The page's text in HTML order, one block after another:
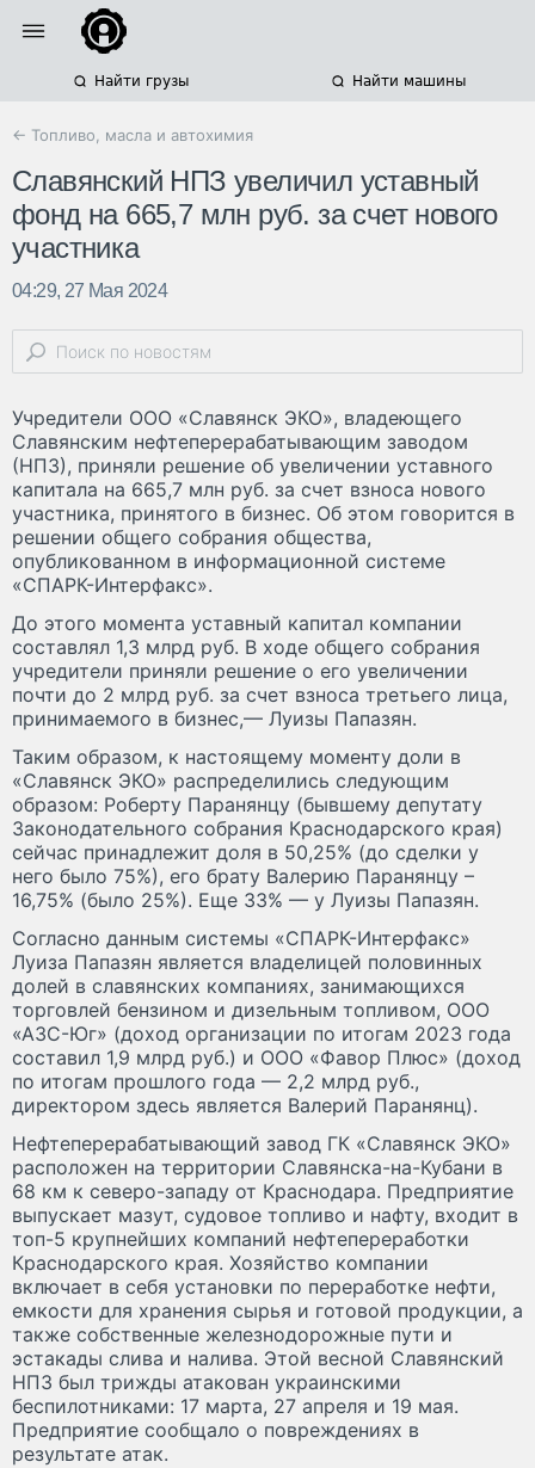
Найти грузы Найти машины
← Топливо, масла и автохимия
Славянский НПЗ увеличил уставный
фонд на 665,7 млн руб. за счет нового
участника
04:29, 27 Мая 2024
Учредители ООО «Славянск ЭКО», владеющего
Славянским нефтеперерабатывающим заводом
(НПЗ), приняли решение об увеличении уставного
капитала на 665,7 млн руб. за счет взноса нового
участника, принятого в бизнес. Об этом говорится в
решении общего собрания общества,
опубликованном в информационной системе
«СПАРК-Интерфакс».
До этого момента уставный капитал компании
составлял 1,3 млрд руб. В ходе общего собрания
учредители приняли решение о его увеличении
почти до 2 млрд руб. за счет взноса третьего лица,
принимаемого в бизнес,— Луизы Папазян.
Таким образом, к настоящему моменту доли в
«Славянск ЭКО» распределились следующим
образом: Роберту Паранянцу (бывшему депутату
Законодательного собрания Краснодарского края)
сейчас принадлежит доля в 50,25% (до сделки у
него было 75%), его брату Валерию Паранянцу –
16,75% (было 25%). Еще 33% — у Луизы Папазян.
Согласно данным системы «СПАРК-Интерфакс»
Луиза Папазян является владелицей половинных
долей в славянских компаниях, занимающихся
торговлей бензином и дизельным топливом, ООО
«АЗС-Юг» (доход организации по итогам 2023 года
составил 1,9 млрд руб.) и ООО «Фавор Плюс» (доход
по итогам прошлого года — 2,2 млрд руб.,
директором здесь является Валерий Паранянц).
Нефтеперерабатывающий завод ГК «Славянск ЭКО»
расположен на территории Славянска-на-Кубани в
68 км к северо-западу от Краснодара. Предприятие
выпускает мазут, судовое топливо и нафту, входит в
топ-5 крупнейших компаний нефтепереработки
Краснодарского края. Хозяйство компании
включает в себя установки по переработке нефти,
емкости для хранения сырья и готовой продукции, а
также собственные железнодорожные пути и
эстакады слива и налива. Этой весной Славянский
НПЗ был трижды атакован украинскими
беспилотниками: 17 марта, 27 апреля и 19 мая.
Предприятие сообщало о повреждениях в
результате атак.